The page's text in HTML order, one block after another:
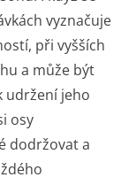
vyznačuje
při vyšších
a může být
udržení jeho
osy
dodržovat a